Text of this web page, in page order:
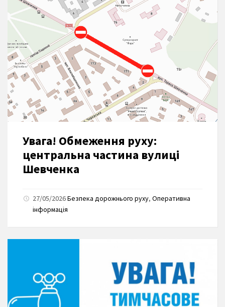
Увага! Обмеження руху:
центральна частина вулиці
Шевченка
27/05/2026Безпека дорожнього руху, Оперативна
інформація